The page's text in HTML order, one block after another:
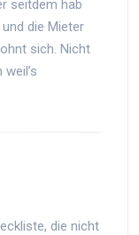
seitdem hab
die Mieter
sich. Nicht
die nicht